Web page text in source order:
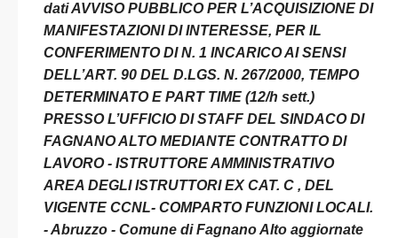
dati AVVISO PUBBLICO PER L’ACQUISIZIONE DI
MANIFESTAZIONI DI INTERESSE, PER IL
CONFERIMENTO DI N. 1 INCARICO AI SENSI
DELL’ART. 90 DEL D.LGS. N. 267/2000, TEMPO
DETERMINATO E PART TIME (12/h sett.)
PRESSO L’UFFICIO DI STAFF DEL SINDACO DI
FAGNANO ALTO MEDIANTE CONTRATTO DI
LAVORO - ISTRUTTORE AMMINISTRATIVO
AREA DEGLI ISTRUTTORI EX CAT. C , DEL
VIGENTE CCNL- COMPARTO FUNZIONI LOCALI.
- Abruzzo - Comune di Fagnano Alto aggiornate